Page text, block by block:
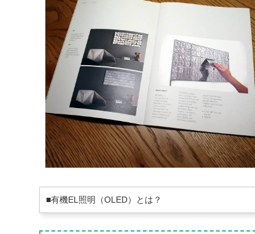
■有機EL照明（OLED）とは？